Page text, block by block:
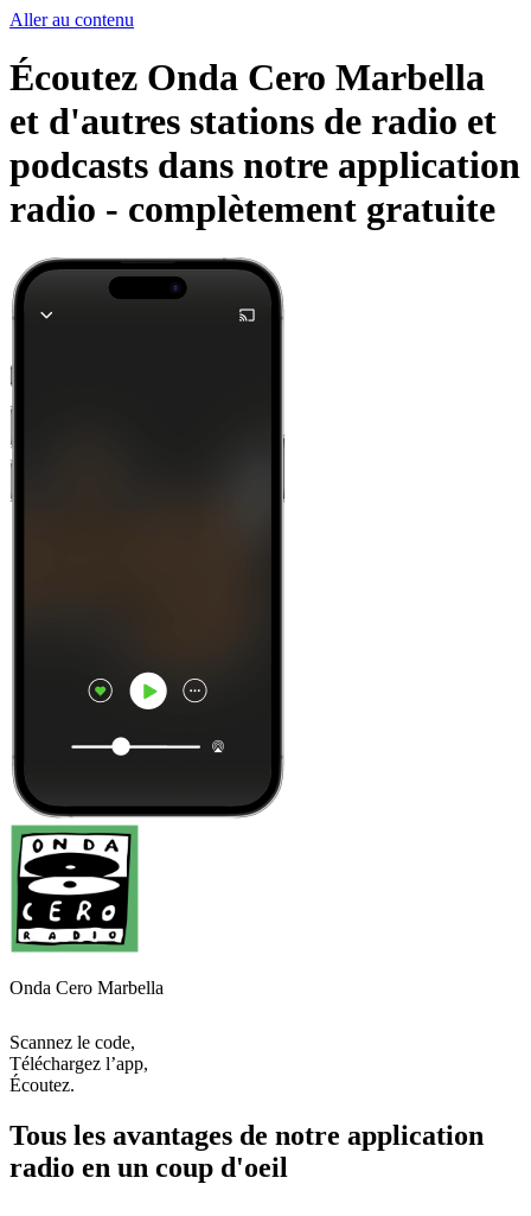
Aller au contenu
Écoutez Onda Cero Marbella
et d'autres stations de radio et
podcasts dans notre application
radio - complètement gratuite
Onda Cero Marbella
Scannez le code,
Téléchargez l’app,
Écoutez.
Tous les avantages de notre application
radio en un coup d'oeil